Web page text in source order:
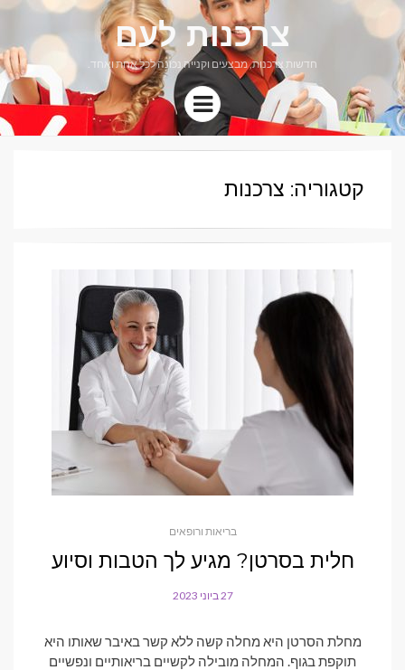
צרכנות לעם
חדשות צרכנות, מבצעים וקנייה נכונה לכל אחת ואחד.
Menu
קטגוריה: צרכנות
בריאות ורופאים
חלית בסרטן? מגיע לך הטבות וסיוע
POSTED
27 ביוני 2023
מחלת הסרטן היא מחלה קשה ללא קשר באיבר שאותו היא
תוקפת בגוף. המחלה מובילה לקשיים בריאותיים ונפשיים